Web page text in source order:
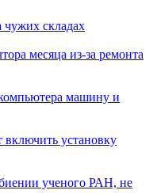
чужих складах
месяца из-за ремонта
машину и
установку
ученого РАН, не